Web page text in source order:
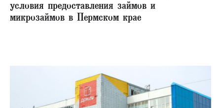
условия предоставления займов и
микрозаймов в Пермском крае